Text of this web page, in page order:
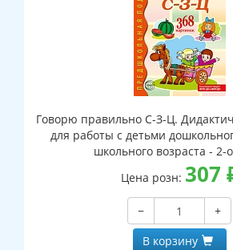
Говорю правильно С-З-Ц.
для работы с детьми
школьного возраста - 2-
Цена розн: 307
−
+
В корзину